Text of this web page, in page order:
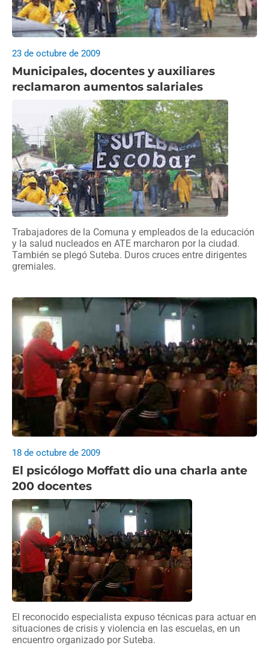
Municipales, docentes y auxiliares
reclamaron aumentos salariales
23 de octubre de 2009
Trabajadores de la Comuna y empleados de la educación
y la salud nucleados en ATE marcharon por la ciudad.
También se plegó Suteba. Duros cruces entre dirigentes
gremiales.
El psicólogo Moffatt dio una charla ante
200 docentes
18 de octubre de 2009
El reconocido especialista expuso técnicas para actuar en
situaciones de crisis y violencia en las escuelas, en un
encuentro organizado por Suteba.